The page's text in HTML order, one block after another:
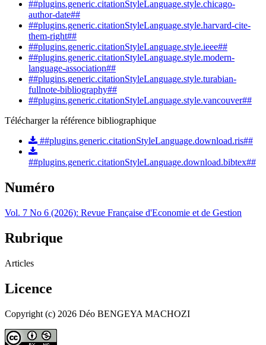
##plugins.generic.citationStyleLanguage.style.chicago-
author-date##
##plugins.generic.citationStyleLanguage.style.harvard-cite-
them-right##
##plugins.generic.citationStyleLanguage.style.ieee##
##plugins.generic.citationStyleLanguage.style.modern-
language-association##
##plugins.generic.citationStyleLanguage.style.turabian-
fullnote-bibliography##
##plugins.generic.citationStyleLanguage.style.vancouver##
Télécharger la référence bibliographique
##plugins.generic.citationStyleLanguage.download.ris##
##plugins.generic.citationStyleLanguage.download.bibtex##
Numéro
Vol. 7 No 6 (2026): Revue Française d'Economie et de Gestion
Rubrique
Articles
Licence
Copyright (c) 2026 Déo BENGEYA MACHOZI